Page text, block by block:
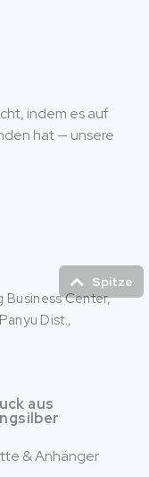
Spitze
indem es auf
hat — unsere
Center,
Dist.,
aus
& Anhänger